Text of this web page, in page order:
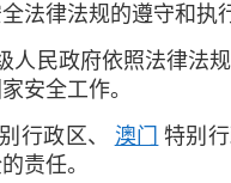
法律法规的遵守和执
人民政府依照法律法
安全工作。
行政区、 澳门 特别
责任。